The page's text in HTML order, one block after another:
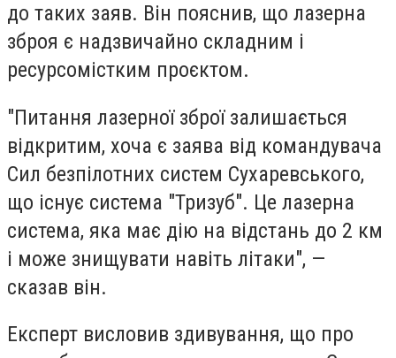
до таких заяв. Він пояснив, що лазерна
зброя є надзвичайно складним і
ресурсомістким проєктом.
"Питання лазерної зброї залишається
відкритим, хоча є заява від командувача
Сил безпілотних систем Сухаревського,
що існує система "Тризуб". Це лазерна
система, яка має дію на відстань до 2 км
і може знищувати навіть літаки", —
сказав він.
Експерт висловив здивування, що про